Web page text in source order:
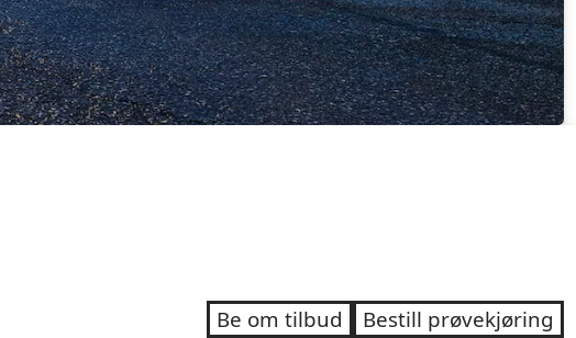
Bestill prøvekjøring
Be om tilbud